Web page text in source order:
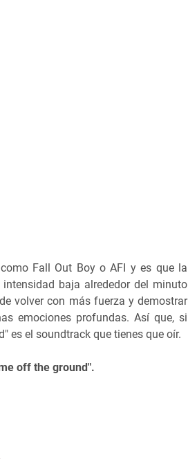
Fall Out Boy o AFI y es que la
baja alrededor del minuto
volver con más fuerza y demostrar
emociones profundas. Así que, si
es el soundtrack que tienes que oír.
off the ground".